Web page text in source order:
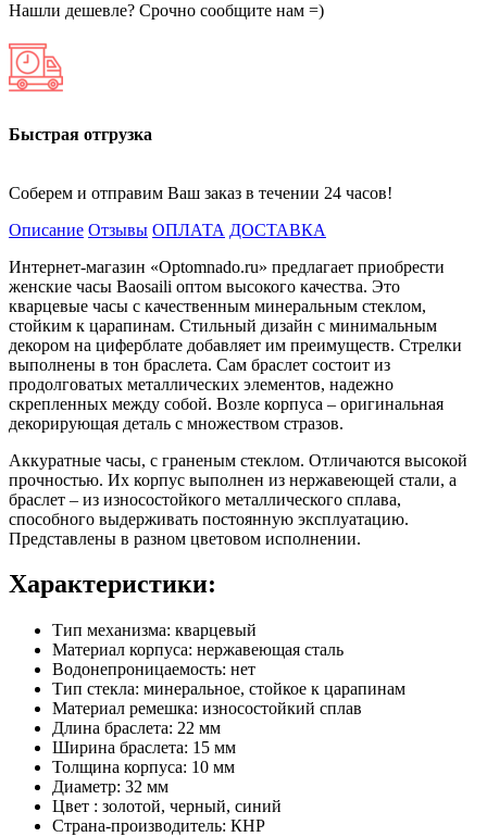
Нашли дешевле? Срочно сообщите нам =)
Быстрая отгрузка
Соберем и отправим Ваш заказ в течении 24 часов!
Описание Отзывы ОПЛАТА ДОСТАВКА
Интернет-магазин «Optomnado.ru» предлагает приобрести
женские часы Baosaili оптом высокого качества. Это
кварцевые часы с качественным минеральным стеклом,
стойким к царапинам. Стильный дизайн с минимальным
декором на циферблате добавляет им преимуществ. Стрелки
выполнены в тон браслета. Сам браслет состоит из
продолговатых металлических элементов, надежно
скрепленных между собой. Возле корпуса – оригинальная
декорирующая деталь с множеством стразов.
Аккуратные часы, с граненым стеклом. Отличаются высокой
прочностью. Их корпус выполнен из нержавеющей стали, а
браслет – из износостойкого металлического сплава,
способного выдерживать постоянную эксплуатацию.
Представлены в разном цветовом исполнении.
Характеристики:
Тип механизма: кварцевый
Материал корпуса: нержавеющая сталь
Водонепроницаемость: нет
Тип стекла: минеральное, стойкое к царапинам
Материал ремешка: износостойкий сплав
Длина браслета: 22 мм
Ширина браслета: 15 мм
Толщина корпуса: 10 мм
Диаметр: 32 мм
Цвет : золотой, черный, синий
Страна-производитель: КНР